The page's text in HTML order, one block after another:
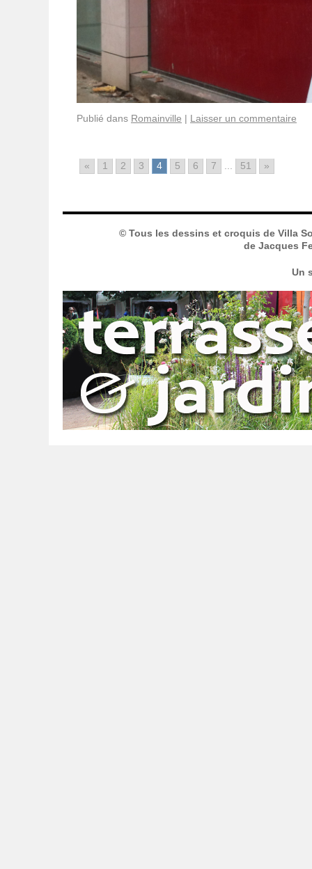
Publié dans Romainville | Laisser un commentaire
« 1 2 3 4 5 6 7 51 »
© Tous les dessins et croquis de Villa
de Jacques
Un